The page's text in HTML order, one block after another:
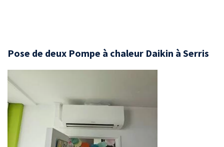
Pose de deux Pompe à chaleur Daikin à Serris